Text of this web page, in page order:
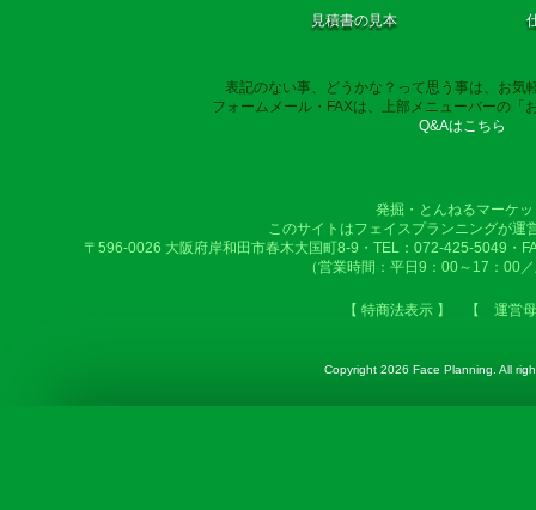
見積書の見本
表記のない事、どうかな？って思う事は、お気
フォームメール・FAXは、上部メニューバーの「
Q&Aはこちら
発掘・とんねるマーケ
このサイトはフェイスプランニングが運
〒596-0026 大阪府岸和田市春木大国町8-9・TEL：072-425-5049・
（営業時間：平日9：00～17：00
【 特商法表示 】 【 運営
Copyright 2026 Face Planning. All